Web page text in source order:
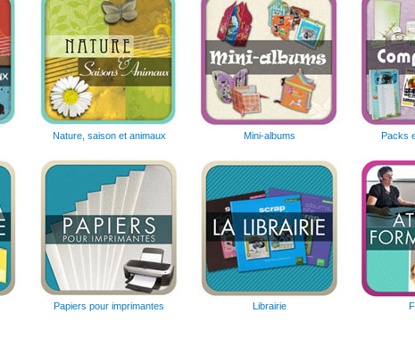
Nature, saison et animaux Mini-albums Packs
Papiers pour imprimantes Librairie